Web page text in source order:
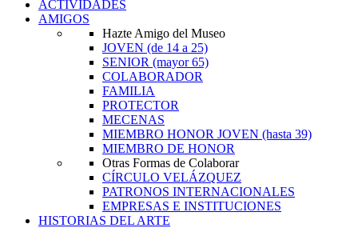
ACTIVIDADES
AMIGOS
Hazte Amigo del Museo
JOVEN (de 14 a 25)
SENIOR (mayor 65)
COLABORADOR
FAMILIA
PROTECTOR
MECENAS
MIEMBRO HONOR JOVEN (hasta 39)
MIEMBRO DE HONOR
Otras Formas de Colaborar
CÍRCULO VELÁZQUEZ
PATRONOS INTERNACIONALES
EMPRESAS E INSTITUCIONES
HISTORIAS DEL ARTE